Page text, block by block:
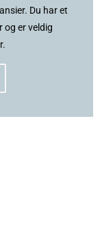
Du har et
og er veldig